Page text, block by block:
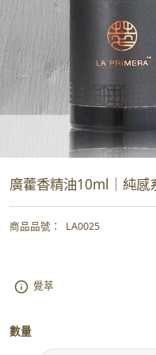
廣藿香精油10ml｜純感
商品品號 ： LA0025
覺萃
數量